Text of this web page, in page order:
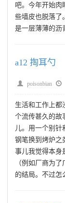
吧。今年开始肉
些墙皮也脱落了
是一层薄薄的
a12 掏耳勺
poisonbian
生活和工作上都
个流传甚久的故
儿。用一个别针
钢笔换到烤炉之
事儿我觉得本身
（例如厂商为
的结局。不过